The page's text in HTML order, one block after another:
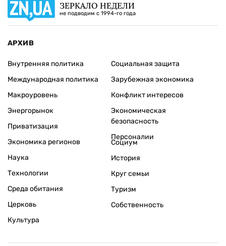
ЗЕРКАЛО НЕДЕЛИ
не подводим с 1994-го года
АРХИВ
Внутренняя политика
Международная политика
Макроуровень
Энергорынок
Приватизация
Экономика регионов
Социальная защита
Зарубежная экономика
Конфликт интересов
Экономическая
безопасность
Персоналии
Наука
Технологии
Среда обитания
Церковь
Культура
Социум
История
Круг семьи
Туризм
Собственность